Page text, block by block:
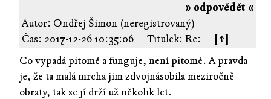
» odpovědět «
Autor: Ondřej Šimon (neregistrovaný)
Čas: 2017-12-26 10:35:06 Titulek: Re:
[↑]
Co vypadá pitomě a funguje, není pitomé. A pravda
je, že ta malá mrcha jim zdvojnásobila meziročně
obraty, tak se jí drží už několik let.